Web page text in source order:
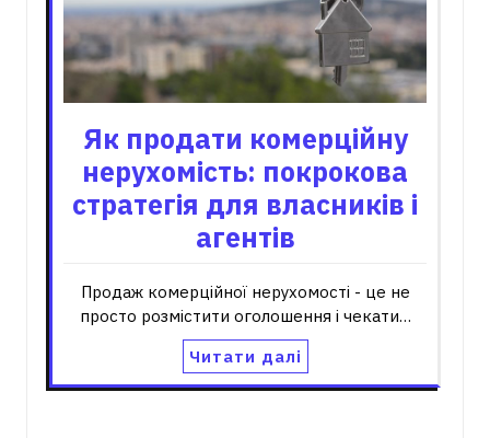
Як продати комерційну
нерухомість: покрокова
стратегія для власників і
агентів
Продаж комерційної нерухомості - це не
просто розмістити оголошення і чекати…
Читати далі